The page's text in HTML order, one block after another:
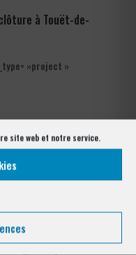
site web et notre service.
à Touët-de-
»project »